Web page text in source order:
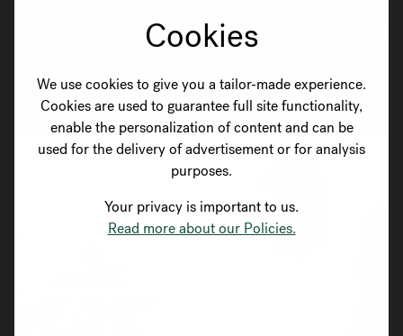
Cookies
We use cookies to give you a tailor-made experience.
Cookies are used to guarantee full site functionality,
enable the personalization of content and can be
used for the delivery of advertisement or for analysis
purposes.
Your privacy is important to us.
Read more about our Policies.
immer mit den Grundeinstellungen – diese bleiben während
Vorteil ist, dass Sie die Grundeinstellungen nur einmal
vornehmen müssen.